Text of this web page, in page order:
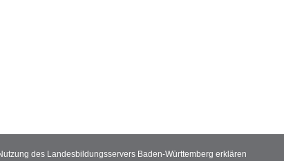
des Landesbildungsservers Baden-Württemberg erklären